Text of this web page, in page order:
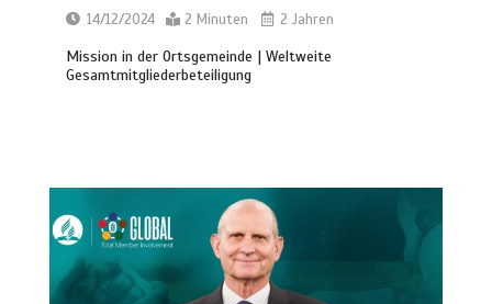
14/12/2024 2 Minuten 2 Jahren
Mission in der Ortsgemeinde | Weltweite
Gesamtmitgliederbeteiligung